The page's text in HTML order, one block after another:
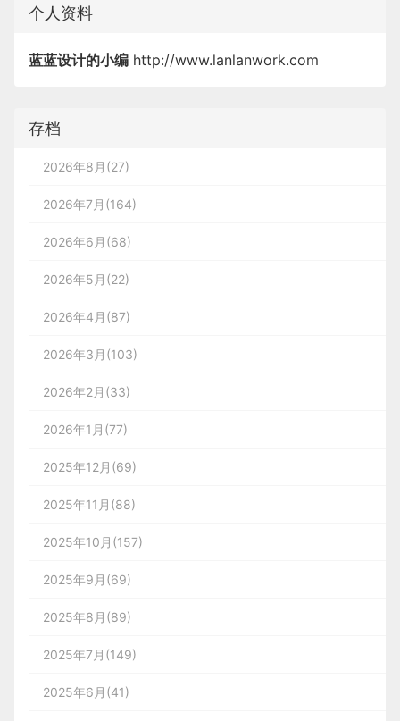
个人资料
蓝蓝设计的小编 http://www.lanlanwork.com
存档
2026年8月(27)
2026年7月(164)
2026年6月(68)
2026年5月(22)
2026年4月(87)
2026年3月(103)
2026年2月(33)
2026年1月(77)
2025年12月(69)
2025年11月(88)
2025年10月(157)
2025年9月(69)
2025年8月(89)
2025年7月(149)
2025年6月(41)